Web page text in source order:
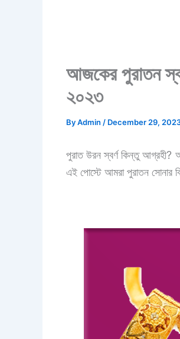
আজকের পুরাতন
২০২৩
ByAdmin / December 29,
পুরাত উরন স্বর্ণ কিন্তু আগ্রহী?
এই পোস্টে আমরা পুরাতন সোনার